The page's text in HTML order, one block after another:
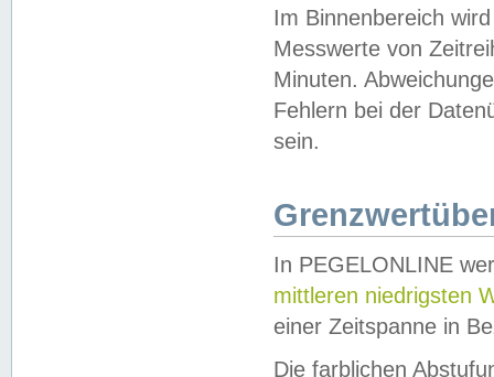
Im Binnenbereich
Messwerte von
Minuten.
Fehlern bei der
sein.
In PEGELONLINE
mittleren niedrigsten
einer Zeitspanne in
Die farblichen